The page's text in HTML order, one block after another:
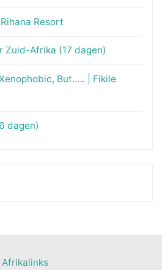
Resort
Zuid-Afrika (17 dagen)
But….. | Fikile
dagen)
Afrikalinks